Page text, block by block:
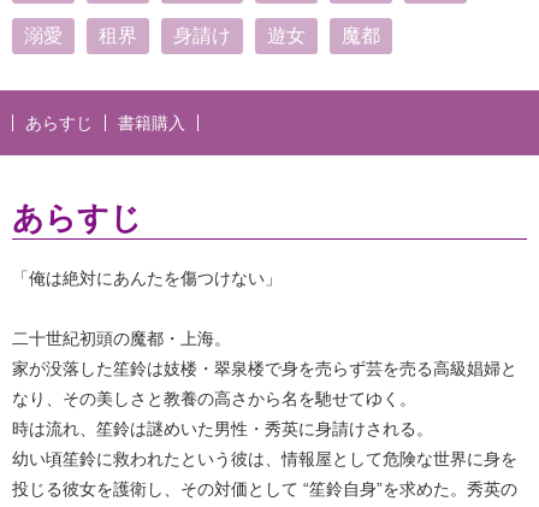
溺愛 租界 身請け 遊女 魔都
あらすじ 書籍購入
あらすじ
「俺は絶対にあんたを傷つけない」
二十世紀初頭の魔都・上海。
家が没落した笙鈴は妓楼・翠泉楼で身を売らず芸を売る高級娼婦と
なり、その美しさと教養の高さから名を馳せてゆく。
時は流れ、笙鈴は謎めいた男性・秀英に身請けされる。
幼い頃笙鈴に救われたという彼は、情報屋として危険な世界に身を
投じる彼女を護衛し、その対価として “笙鈴自身”を求めた。秀英の